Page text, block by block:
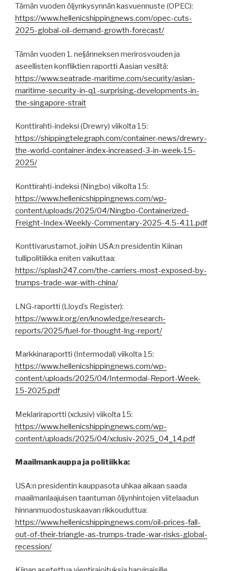
Tämän vuoden öljynkysynnän kasvuennuste (OPEC):
https://www.hellenicshippingnews.com/opec-cuts-
2025-global-oil-demand-growth-forecast/
Tämän vuoden 1. neljänneksen merirosvouden ja
aseellisten konfliktien raportti Aasian vesiltä:
https://www.seatrade-maritime.com/security/asian-
maritime-security-in-q1-surprising-developments-in-
the-singapore-strait
Konttirahti-indeksi (Drewry) viikolta 15:
https://shippingtelegraph.com/container-news/drewry-
the-world-container-index-increased-3-in-week-15-
2025/
Konttirahti-indeksi (Ningbo) viikolta 15:
https://www.hellenicshippingnews.com/wp-
content/uploads/2025/04/Ningbo-Containerized-
Freight-Index-Weekly-Commentary-2025-4.5-4.11.pdf
Konttivarustamot, joihin USA:n presidentin Kiinan
tullipolitiikka eniten vaikuttaa:
https://splash247.com/the-carriers-most-exposed-by-
trumps-trade-war-with-china/
LNG-raportti (Lloyd’s Register):
https://www.lr.org/en/knowledge/research-
reports/2025/fuel-for-thought-lng-report/
Markkinaraportti (Intermodal) viikolta 15:
https://www.hellenicshippingnews.com/wp-
content/uploads/2025/04/Intermodal-Report-Week-
15-2025.pdf
Meklariraportti (xclusiv) viikolta 15:
https://www.hellenicshippingnews.com/wp-
content/uploads/2025/04/xclusiv-2025_04_14.pdf
Maailmankauppa ja politiikka:
USA:n presidentin kauppasota uhkaa aikaan saada
maailmanlaajuisen taantuman öljynhintojen viitelaadun
hinnanmuodostuskaavan rikkouduttua:
https://www.hellenicshippingnews.com/oil-prices-fall-
out-of-their-triangle-as-trumps-trade-war-risks-global-
recession/